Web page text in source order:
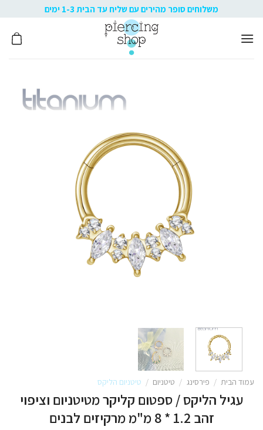
to
content
משלוחים סופר מהירים עם שליח עד הבית 1-3 ימים
עמוד הבית / פירסינג / טיטניום / טיטניום הליקס
עגיל הליקס / ספטום קליקר מטיטניום וציפוי
זהב 1.2 * 8 מ"מ מרקיזים לבנים